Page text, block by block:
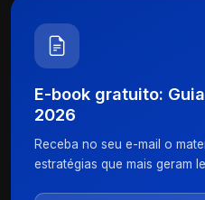
E-book gratuito:
2026
Receba no seu e-mail o
estratégias que mais geram